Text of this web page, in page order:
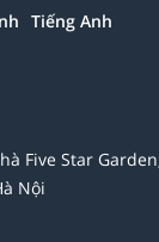
Tiếng Anh
Five Star
Nội